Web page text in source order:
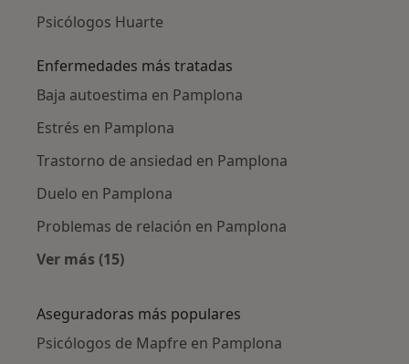
Psicólogos Huarte
Enfermedades más tratadas
Baja autoestima en Pamplona
Estrés en Pamplona
Trastorno de ansiedad en Pamplona
Duelo en Pamplona
Problemas de relación en Pamplona
Ver más (15)
Aseguradoras más populares
Psicólogos de Mapfre en Pamplona